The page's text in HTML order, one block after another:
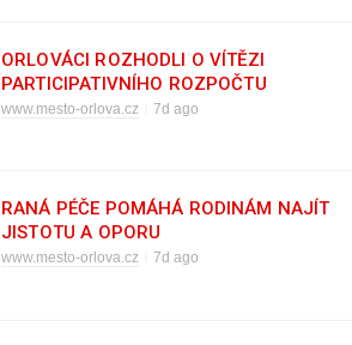
ORLOVÁCI ROZHODLI O VÍTĚZI
PARTICIPATIVNÍHO ROZPOČTU
www.mesto-orlova.cz 7d ago
RANÁ PÉČE POMÁHÁ RODINÁM NAJÍT
JISTOTU A OPORU
www.mesto-orlova.cz 7d ago